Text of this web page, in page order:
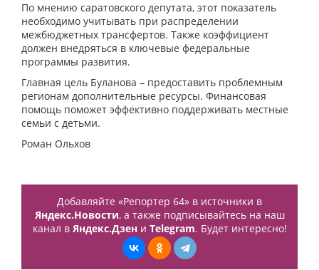
По мнению саратовского депутата, этот показатель
необходимо учитывать при распределении
межбюджетных трансфертов. Также коэффициент
должен внедряться в ключевые федеральные
программы развития.
Главная цель Буланова – предоставить проблемным
регионам дополнительные ресурсы. Финансовая
помощь поможет эффективно поддерживать местные
семьи с детьми.
Роман Ольхов
Добавляйте «Репортер 64» в источники в
Яндекс.Новости, а также подписывайтесь на наш
канал в Яндекс.Дзени Telegram. Будет интересно!